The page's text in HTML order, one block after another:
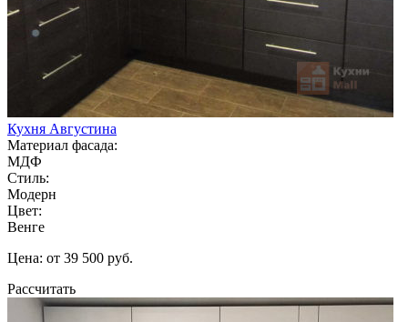
Кухня Августина
Материал фасада:
МДФ
Стиль:
Модерн
Цвет:
Венге
Цена: от 39 500 руб.
Рассчитать